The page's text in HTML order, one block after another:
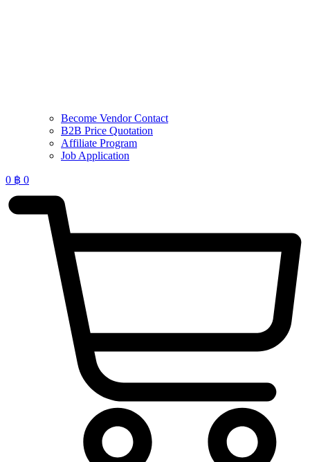
Become Vendor Contact
B2B Price Quotation
Affiliate Program
Job Application
0 ฿ 0